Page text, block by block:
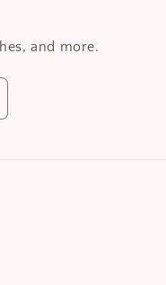
and more.